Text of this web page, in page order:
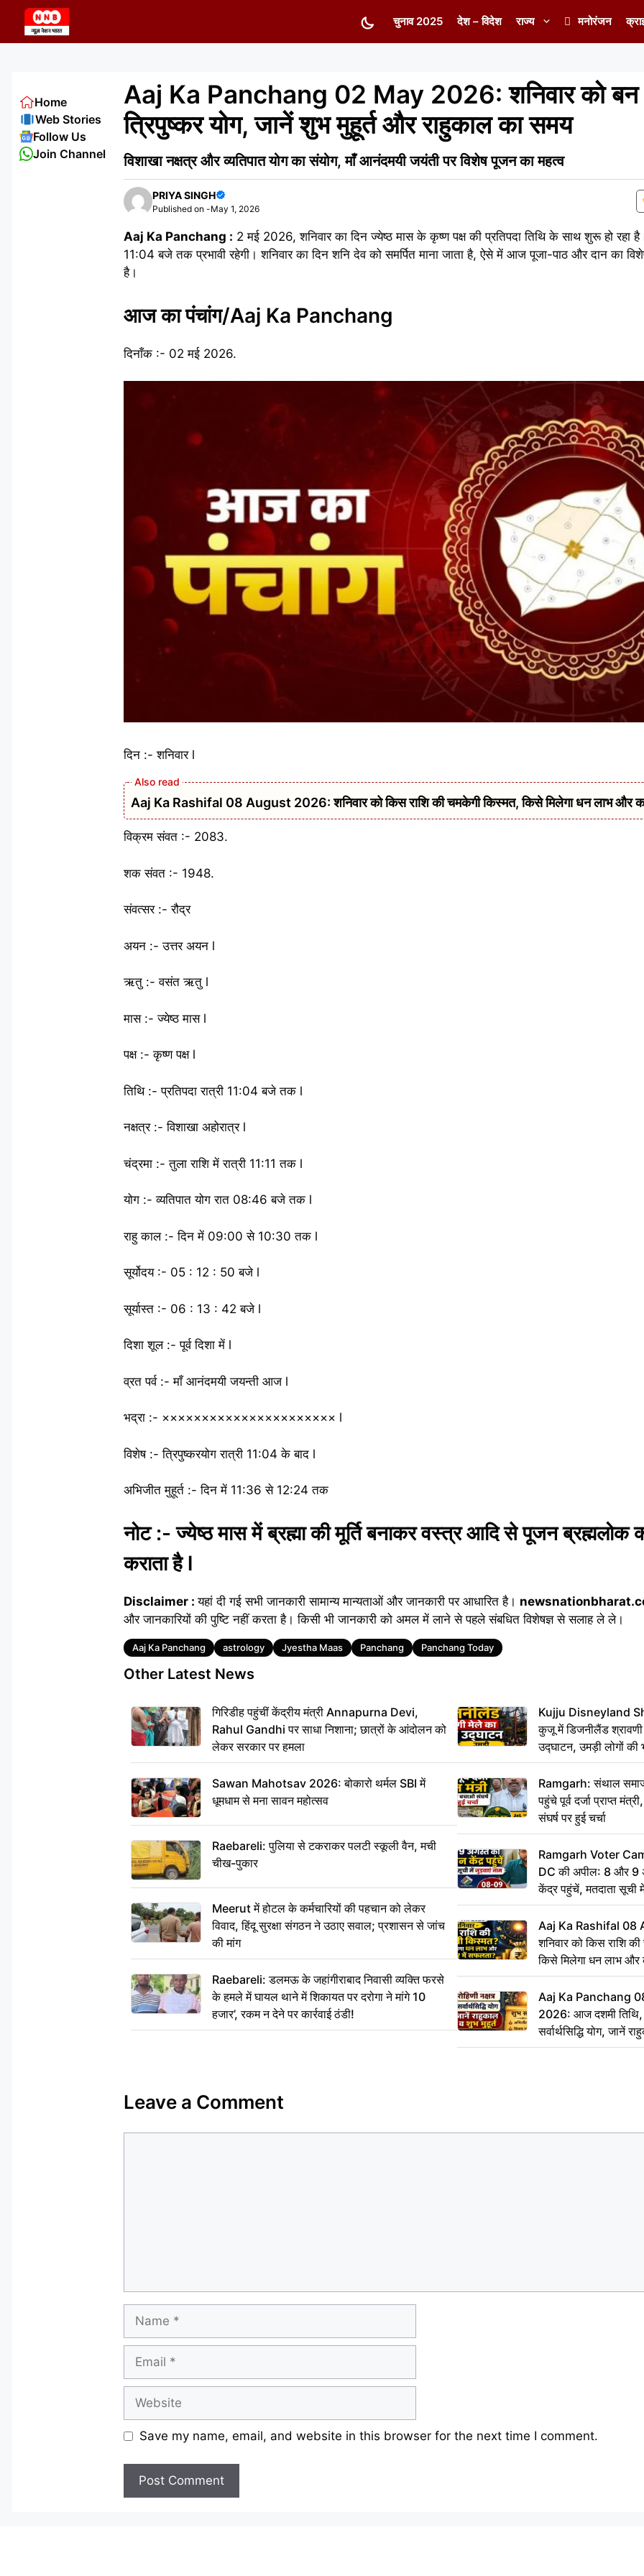
content
चुनाव 2025 देश – विदेश राज्य मनोरंजन
Aaj Ka Panchang 02 May 2026: शनिवार को बन
त्रिपुष्कर योग, जानें शुभ मुहूर्त और राहुकाल का समय
विशाखा नक्षत्र और व्यतिपात योग का संयोग, माँ आनंदमयी जयंती पर विशेष पूजन का महत्व
PRIYA SINGH
Published on -May 1, 2026
Aaj Ka Panchang : 2 मई 2026, शनिवार का दिन ज्येष्ठ मास के कृष्ण पक्ष की प्रतिपदा तिथि के साथ शुरू हो रहा
11:04 बजे तक प्रभावी रहेगी। शनिवार का दिन शनि देव को समर्पित माना जाता है, ऐसे में आज पूजा-पाठ और दान का
है।
आज का पंचांग/Aaj Ka Panchang
दिनाँक :- 02 मई 2026.
दिन :- शनिवार l
Aaj Ka Rashifal 08 August 2026: शनिवार को किस राशि की चमकेगी किस्मत, किसे मिलेगा धन लाभ और
विक्रम संवत :- 2083.
शक संवत :- 1948.
संवत्सर :- रौद्र
अयन :- उत्तर अयन l
ऋतु :- वसंत ऋतु l
मास :- ज्येष्ठ मास l
पक्ष :- कृष्ण पक्ष l
तिथि :- प्रतिपदा रात्री 11:04 बजे तक l
नक्षत्र :- विशाखा अहोरात्र l
चंद्रमा :- तुला राशि में रात्री 11:11 तक l
योग :- व्यतिपात योग रात 08:46 बजे तक l
राहु काल :- दिन में 09:00 से 10:30 तक l
सूर्योदय :- 05 : 12 : 50 बजे l
सूर्यास्त :- 06 : 13 : 42 बजे l
दिशा शूल :- पूर्व दिशा में l
व्रत पर्व :- माँ आनंदमयी जयन्ती आज l
भद्रा :- ×××××××××××××××××××××× l
विशेष :- त्रिपुष्करयोग रात्री 11:04 के बाद l
अभिजीत मुहूर्त :- दिन में 11:36 से 12:24 तक
नोट :- ज्येष्ठ मास में ब्रह्मा की मूर्ति बनाकर वस्त्र आदि से पूजन ब्रह्मलोक
कराता है l
Disclaimer :यहां दी गई सभी जानकारी सामान्य मान्यताओं और जानकारी पर आधारित है।
और जानकारियों की पुष्टि नहीं करता है। किसी भी जानकारी को अमल में लाने से पहले संबधित विशेषज्ञ से सलाह ले ले।
Tags
Aaj Ka Panchang astrology Jyestha Maas Panchang Panchang Today
Other Latest News
गिरिडीह पहुंचीं केंद्रीय मंत्री Annapurna Devi,
Rahul Gandhi पर साधा निशाना; छात्रों के आंदोलन को
लेकर सरकार पर हमला
Sawan Mahotsav 2026: बोकारो थर्मल SBI में
धूमधाम से मना सावन महोत्सव
Raebareli: पुलिया से टकराकर पलटी स्कूली वैन, मची
चीख-पुकार
Meerut में होटल के कर्मचारियों की पहचान को लेकर
विवाद, हिंदू सुरक्षा संगठन ने उठाए सवाल; प्रशासन से जांच
की मांग
Raebareli: डलमऊ के जहांगीराबाद निवासी व्यक्ति फरसे
के हमले में घायल थाने में शिकायत पर दरोगा ने मांगे 10
हजार’, रकम न देने पर कार्रवाई ठंडी!
Kujju Disneyland
कुजू में डिजनीलैंड
उद्घाटन, उमड़ी लोगों की
Ramgarh: संथाल
पहुंचे पूर्व दर्जा प्राप्त
संघर्ष पर हुई चर्चा
Ramgarh Voter
DC की अपील: 8 और 9
केंद्र पहुंचें, मतदाता सूची
Aaj Ka Rashifal 08
शनिवार को किस राशि
किसे मिलेगा धन लाभ
Aaj Ka Panchang
2026: आज दशमी तिथि,
सर्वार्थसिद्धि योग, जानें
Leave a Comment
Name
Email
Website
Save my name, email, and website in this browser for the next time I comment.
Home
Web Stories
Follow Us
Join Channel